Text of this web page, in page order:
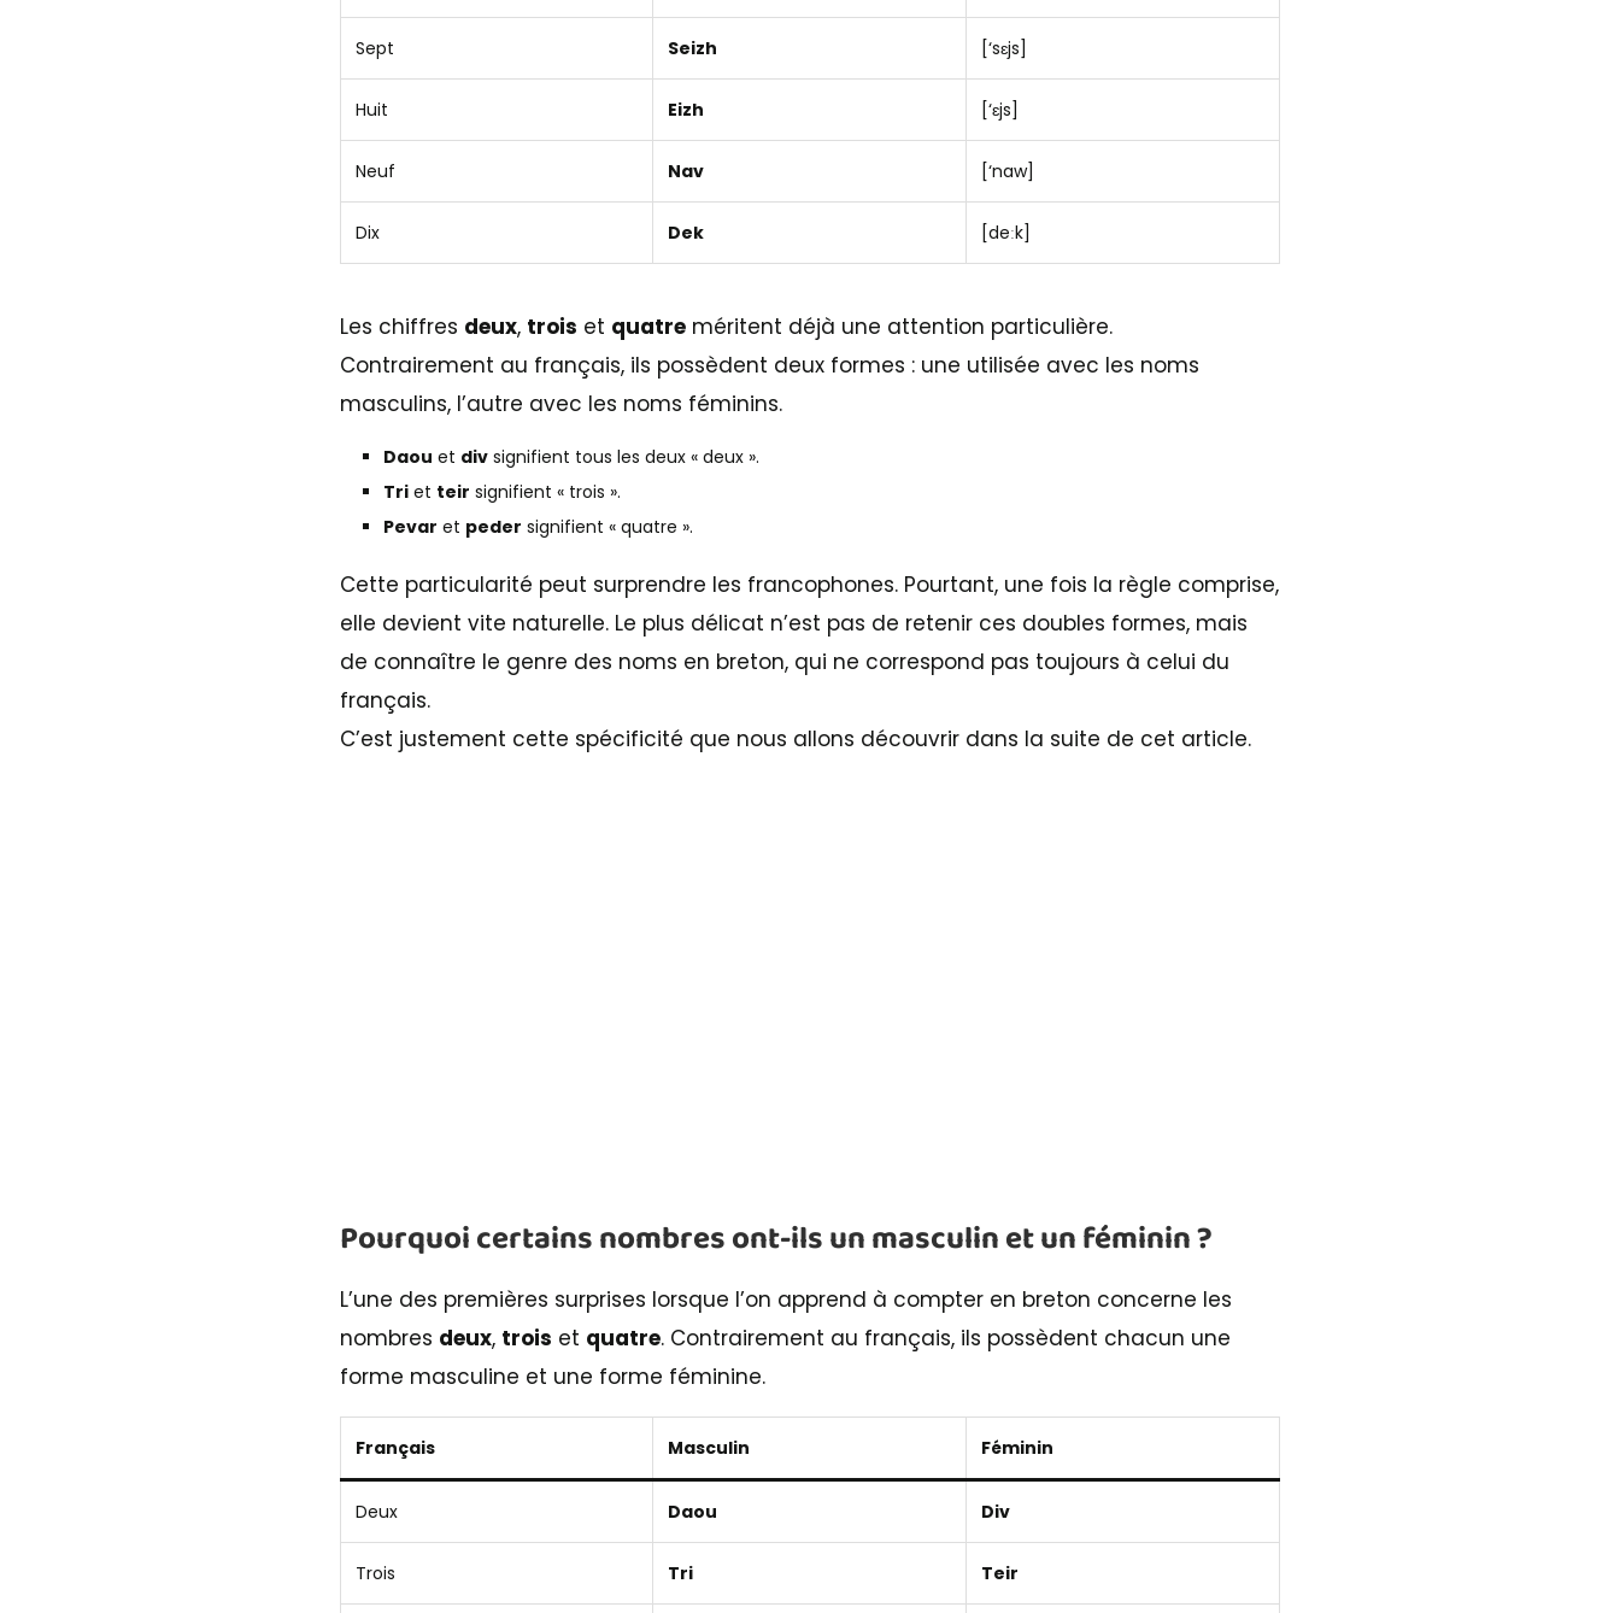
Sept Seizh [‘sɛjs]
Huit Eizh [‘ɛjs]
Neuf Nav [‘naw]
Dix Dek [deːk]
Les chiffres deux, trois et quatre méritent déjà une attention particulière.
Contrairement au français, ils possèdent deux formes : une utilisée avec les noms
masculins, l’autre avec les noms féminins.
Daou et div signifient tous les deux « deux ».
Tri et teir signifient « trois ».
Pevar et peder signifient « quatre ».
Cette particularité peut surprendre les francophones. Pourtant, une fois la règle comprise,
elle devient vite naturelle. Le plus délicat n’est pas de retenir ces doubles formes, mais
de connaître le genre des noms en breton, qui ne correspond pas toujours à celui du
français.
C’est justement cette spécificité que nous allons découvrir dans la suite de cet article.
Pourquoi certains nombres ont-ils un masculin et un féminin ?
L’une des premières surprises lorsque l’on apprend à compter en breton concerne les
nombres deux, trois et quatre. Contrairement au français, ils possèdent chacun une
forme masculine et une forme féminine.
Français Masculin Féminin
Deux Daou Div
Trois Tri Teir